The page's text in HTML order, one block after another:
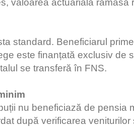
valoarea actuarială rămasă
standard. Beneficiarul
este finanțată exclusiv de
se transferă în FNS.
nu beneficiază de pensia
după verificarea